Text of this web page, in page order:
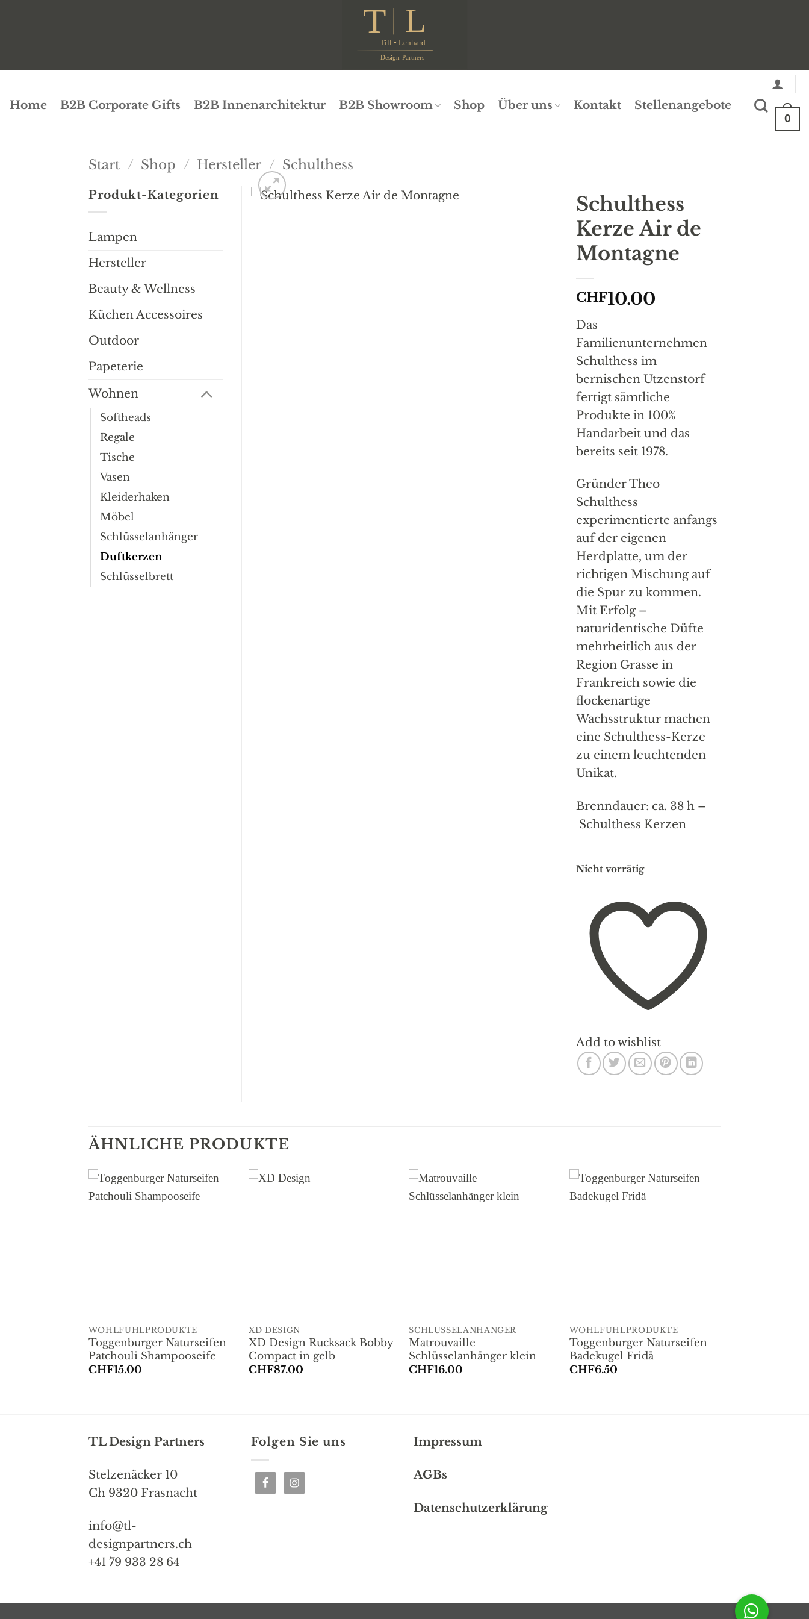
Home B2B Corporate Gifts B2B Innenarchitektur B2B Showroom Shop Über uns Kontakt Stellenangebote
0
Start / Shop / Hersteller / Schulthess
Schulthess
Kerze Air de
Montagne
CHF10.00
Das
Familienunternehmen
Schulthess im
bernischen Utzenstorf
fertigt sämtliche
Produkte in 100%
Handarbeit und das
bereits seit 1978.
Gründer Theo
Schulthess
experimentierte anfangs
auf der eigenen
Herdplatte, um der
richtigen Mischung auf
die Spur zu kommen.
Mit Erfolg –
naturidentische Düfte
mehrheitlich aus der
Region Grasse in
Frankreich sowie die
flockenartige
Wachsstruktur machen
eine Schulthess-Kerze
zu einem leuchtenden
Unikat.
Brenndauer: ca. 38 h –
Schulthess Kerzen
Nicht vorrätig
Add to wishlist
Produkt-Kategorien
Lampen
Hersteller
Beauty & Wellness
Küchen Accessoires
Outdoor
Papeterie
Wohnen
Softheads
Regale
Tische
Vasen
Kleiderhaken
Möbel
Schlüsselanhänger
Duftkerzen
Schlüsselbrett
ÄHNLICHE PRODUKTE
WOHLFÜHLPRODUKTE
Toggenburger Naturseifen
Patchouli Shampooseife
CHF15.00
XD DESIGN
XD Design Rucksack Bobby
Compact in gelb
CHF87.00
SCHLÜSSELANHÄNGER
Matrouvaille
Schlüsselanhänger klein
CHF16.00
WOHLFÜHLPRODUKTE
Toggenburger Naturseifen
Badekugel Fridä
CHF6.50
TL Design Partners
Stelzenäcker 10
Ch 9320 Frasnacht
info@tl-
designpartners.ch
+41 79 933 28 64
Folgen Sie uns Impressum
AGBs
Datenschutzerklärung